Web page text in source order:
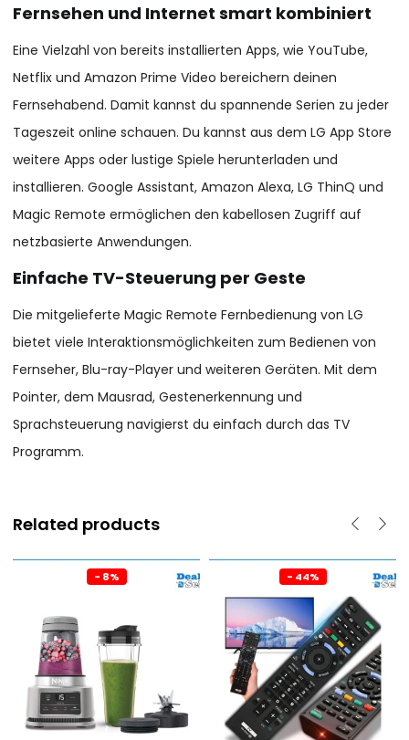
Fernsehen und Internet smart kombiniert
Eine Vielzahl von bereits installierten Apps, wie YouTube,
Netflix und Amazon Prime Video bereichern deinen
Fernsehabend. Damit kannst du spannende Serien zu jeder
Tageszeit online schauen. Du kannst aus dem LG App Store
weitere Apps oder lustige Spiele herunterladen und
installieren. Google Assistant, Amazon Alexa, LG ThinQ und
Magic Remote ermöglichen den kabellosen Zugriff auf
netzbasierte Anwendungen.
Einfache TV-Steuerung per Geste
Die mitgelieferte Magic Remote Fernbedienung von LG
bietet viele Interaktionsmöglichkeiten zum Bedienen von
Fernseher, Blu-ray-Player und weiteren Geräten. Mit dem
Pointer, dem Mausrad, Gestenerkennung und
Sprachsteuerung navigierst du einfach durch das TV
Programm.
Related products
- 8% - 44%